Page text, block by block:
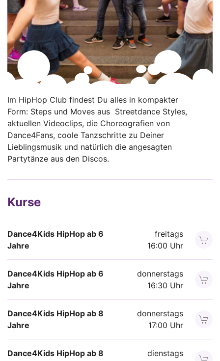
Im HipHop Club findest Du alles in kompakter
Form: Steps und Moves aus Streetdance Styles,
aktuellen Videoclips, die Choreografien von
Dance4Fans, coole Tanzschritte zu Deiner
Lieblingsmusik und natürlich die angesagten
Partytänze aus den Discos.
Kurse
Dance4Kids HipHop ab 6
Jahre
freitags
16:00 Uhr
Dance4Kids HipHop ab 6
Jahre
donnerstags
16:30 Uhr
Dance4Kids HipHop ab 8
Jahre
donnerstags
17:00 Uhr
Dance4Kids HipHop ab 8
dienstags